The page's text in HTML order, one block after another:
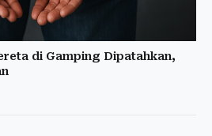
di Gamping Dipatahkan,